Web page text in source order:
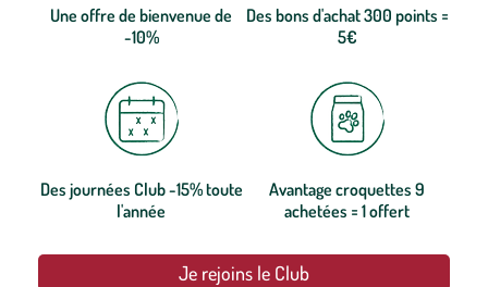
Une offre de bienvenue de
-10%
Des bons d'achat 300 points =
5€
Des journées Club -15% toute
l'année
Avantage croquettes 9
achetées = 1 offert
Je rejoins le Club